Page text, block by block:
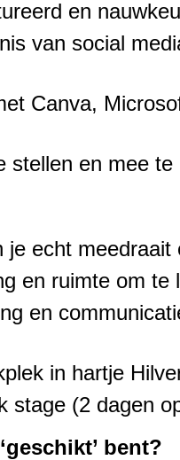
en
van social
Canva,
stellen en mee te
je echt meedraait
en ruimte om te
en
in hartje
stage (2 dagen
bent?